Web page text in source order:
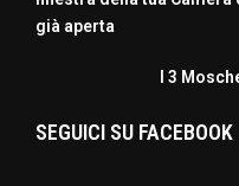
già aperta
I 3
SEGUICI SU FACEBOOK